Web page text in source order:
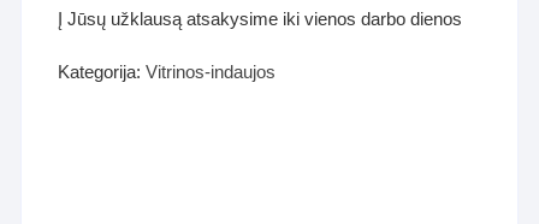
Į Jūsų užklausą atsakysime iki vienos darbo dienos
Kategorija:Vitrinos-indaujos